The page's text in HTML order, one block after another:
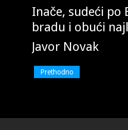
Inače, sudeći
bradu i obući
Javor Novak
Prethodno